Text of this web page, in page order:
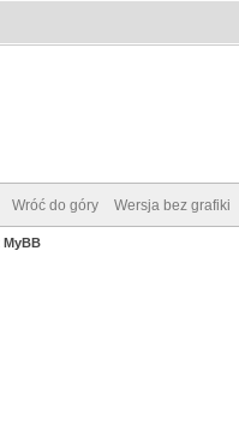
Wróć do góry Wersja bez grafiki
MyBB